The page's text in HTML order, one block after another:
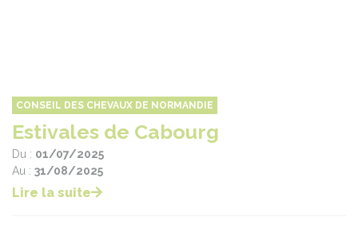
CONSEIL DES CHEVAUX DE NORMANDIE
Estivales de Cabourg
Du : 01/07/2025
Au : 31/08/2025
Lire la suite